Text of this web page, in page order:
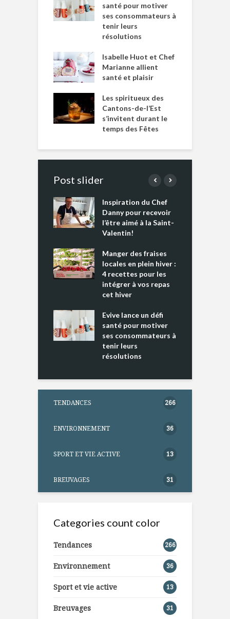
santé pour motiver
ses consommateurs à
tenir leurs
résolutions
Isabelle Huot et Chef
Marianne allient
santé et plaisir
Les spiritueux des
Cantons-de-l’Est
s’invitent durant le
temps des Fêtes
Post slider
Inspiration du Chef
Danny pour recevoir
l’être aimé à la Saint-
Valentin!
Manger des fraises
locales en plein hiver :
4 recettes pour les
intégrer à vos repas
cet hiver
Evive lance un défi
santé pour motiver
ses consommateurs à
tenir leurs
résolutions
TENDANCES 266
ENVIRONNEMENT 36
SPORT ET VIE ACTIVE 13
BREUVAGES 31
Categories count color
Tendances 266
Environnement 36
Sport et vie active 13
Breuvages 31